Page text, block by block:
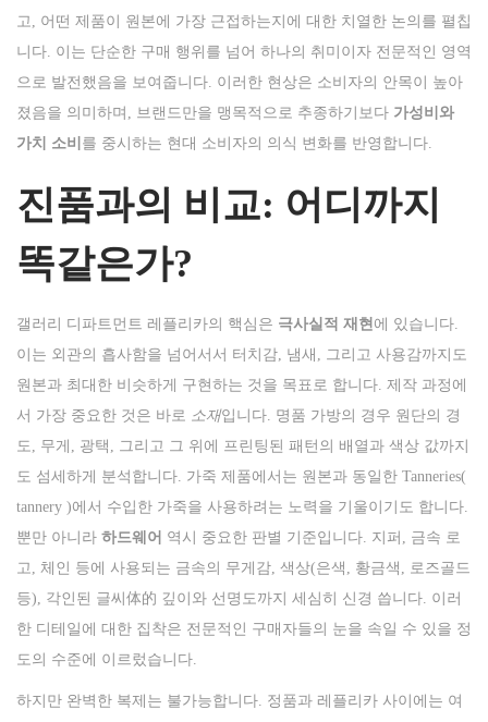
고, 어떤 제품이 원본에 가장 근접하는지에 대한 치열한 논의를 펼칩
니다. 이는 단순한 구매 행위를 넘어 하나의 취미이자 전문적인 영역
으로 발전했음을 보여줍니다. 이러한 현상은 소비자의 안목이 높아
졌음을 의미하며, 브랜드만을 맹목적으로 추종하기보다 가성비와
가치 소비 를 중시하는 현대 소비자의 의식 변화를 반영합니다.
진품과의 비교: 어디까지
똑같은가?
갤러리 디파트먼트 레플리카의 핵심은 극사실적 재현에 있습니다.
이는 외관의 흡사함을 넘어서서 터치감, 냄새, 그리고 사용감까지도
원본과 최대한 비슷하게 구현하는 것을 목표로 합니다. 제작 과정에
서 가장 중요한 것은 바로 소재입니다. 명품 가방의 경우 원단의 경
도, 무게, 광택, 그리고 그 위에 프린팅된 패턴의 배열과 색상 값까지
도 섬세하게 분석합니다. 가죽 제품에서는 원본과 동일한 Tanneries(
tannery )에서 수입한 가죽을 사용하려는 노력을 기울이기도 합니다.
뿐만 아니라 하드웨어 역시 중요한 판별 기준입니다. 지퍼, 금속 로
고, 체인 등에 사용되는 금속의 무게감, 색상(은색, 황금색, 로즈골드
등), 각인된 글씨体的 깊이와 선명도까지 세심히 신경 씁니다. 이러
한 디테일에 대한 집착은 전문적인 구매자들의 눈을 속일 수 있을 정
도의 수준에 이르렀습니다.
하지만 완벽한 복제는 불가능합니다. 정품과 레플리카 사이에는 여